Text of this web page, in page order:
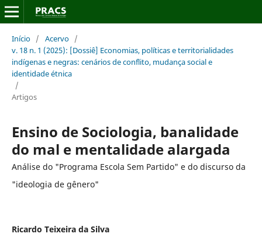
Início / Acervo /
v. 18 n. 1 (2025): [Dossiê] Economias, políticas e territorialidades
indígenas e negras: cenários de conflito, mudança social e
identidade étnica
/
Artigos
Ensino de Sociologia, banalidade
do mal e mentalidade alargada
Análise do "Programa Escola Sem Partido" e do discurso da
"ideologia de gênero"
Ricardo Teixeira da Silva